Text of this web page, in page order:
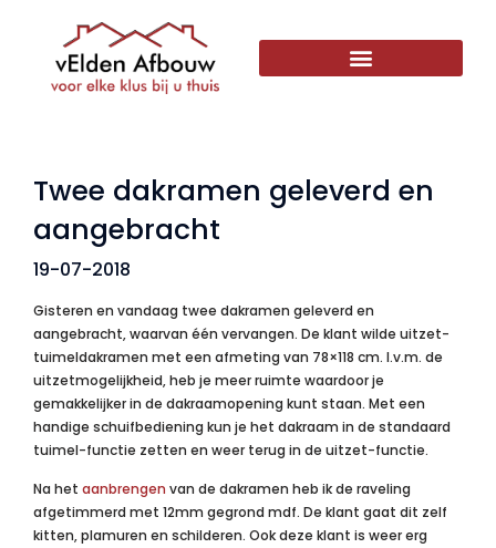
Twee dakramen geleverd en
aangebracht
19-07-2018
Gisteren en vandaag twee dakramen geleverd en
aangebracht, waarvan één vervangen. De klant wilde uitzet-
tuimeldakramen met een afmeting van 78×118 cm. I.v.m. de
uitzetmogelijkheid, heb je meer ruimte waardoor je
gemakkelijker in de dakraamopening kunt staan. Met een
handige schuifbediening kun je het dakraam in de standaard
tuimel-functie zetten en weer terug in de uitzet-functie.
Na het aanbrengen van de dakramen heb ik de raveling
afgetimmerd met 12mm gegrond mdf. De klant gaat dit zelf
kitten, plamuren en schilderen. Ook deze klant is weer erg